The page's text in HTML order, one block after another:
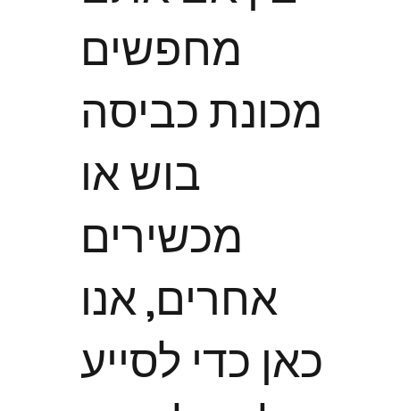
מחפשים
מכונת כביסה
בוש או
מכשירים
אחרים, אנו
כאן כדי לסייע